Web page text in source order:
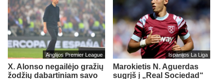
Anglijos Premier League
X. Alonso negailėjo gražių
žodžių dabartiniam savo
Ispanijos La Liga
Marokietis N. Aguerdas
sugrįš į „Real Sociedad“